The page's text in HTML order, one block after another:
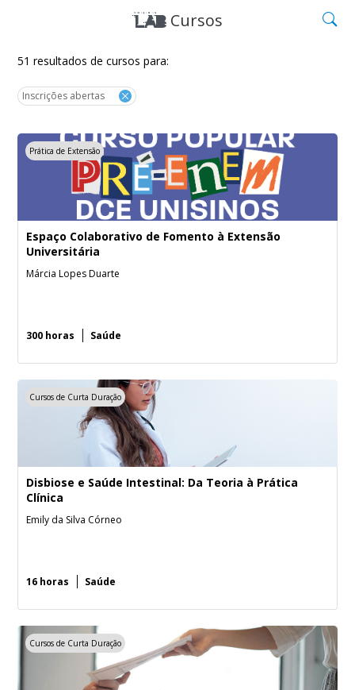
Cursos
51 resultados de cursos para:
Inscrições abertas
Prática de Extensão
Espaço Colaborativo de Fomento à Extensão
Universitária
Márcia Lopes Duarte
300 horas Saúde
Cursos de Curta Duração
Disbiose e Saúde Intestinal: Da Teoria à Prática
Clínica
Emily da Silva Córneo
16 horas Saúde
Cursos de Curta Duração